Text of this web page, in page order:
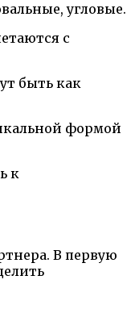
угловые.
с
быть как
формой
к
В первую